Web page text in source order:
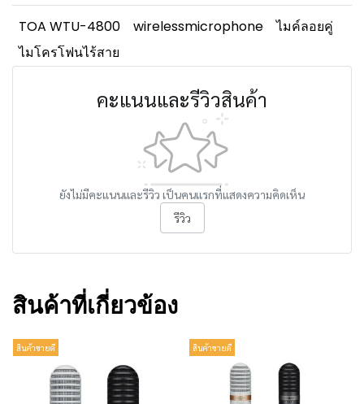
TOA WTU-4800 wirelessmicrophone
ไมค์ลอยคู่
ไมโครโฟนไร้สาย
คะแนนและรีวิวสินค้า
ยังไม่มีคะแนนและรีวิว เป็นคนแรกที่แสดงความคิดเห็น
รีวิว
สินค้าที่เกี่ยวข้อง
สินค้าขายดี สินค้าขายดี